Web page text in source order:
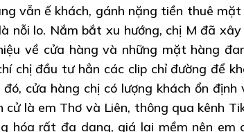
vẫn ế khách, gánh nặng tiền thuê
nỗi lo. Nắm bắt xu hướng, chị M đã
về cửa hàng và những mặt hàng
chị đầu tư hẳn các clip chỉ đường để
cửa hàng chị có lượng khách ổn
cử là em Thơ và Liên, thông qua kênh
hóa rất đa dạng, giá lại mềm nên em